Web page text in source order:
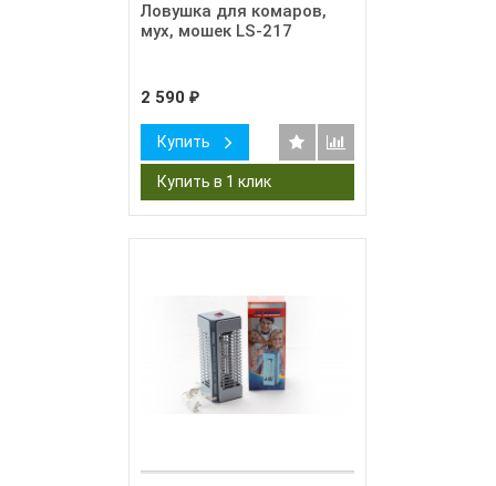
Ловушка для комаров,
мух, мошек LS-217
2 590 ₽
Купить